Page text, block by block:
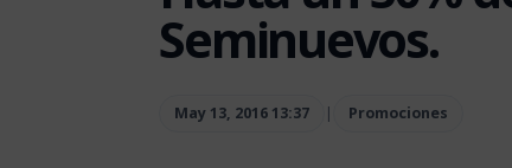
Seminuevos.
May 13, 2016 13:37 | Promociones